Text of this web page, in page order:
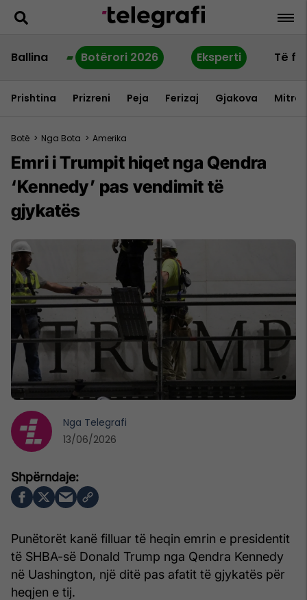
Ballina Botërori 2026 Eksperti Të
Prishtina Prizreni Peja Ferizaj Gjakova
Botë > Nga Bota > Amerika
Emri i Trumpit hiqet nga Qendra
‘Kennedy’ pas vendimit të
gjykatës
Punëtorët kanë filluar të heqin emrin e presidentit
të SHBA-së Donald Trump nga Qendra Kennedy
në Uashington, një ditë pas afatit të gjykatës për
heqjen e tij.
Nga Telegrafi
13/06/2026